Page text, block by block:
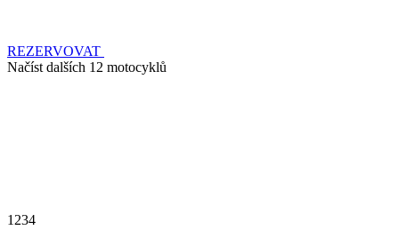
REZERVOVAT
Načíst dalších 12 motocyklů
1 234